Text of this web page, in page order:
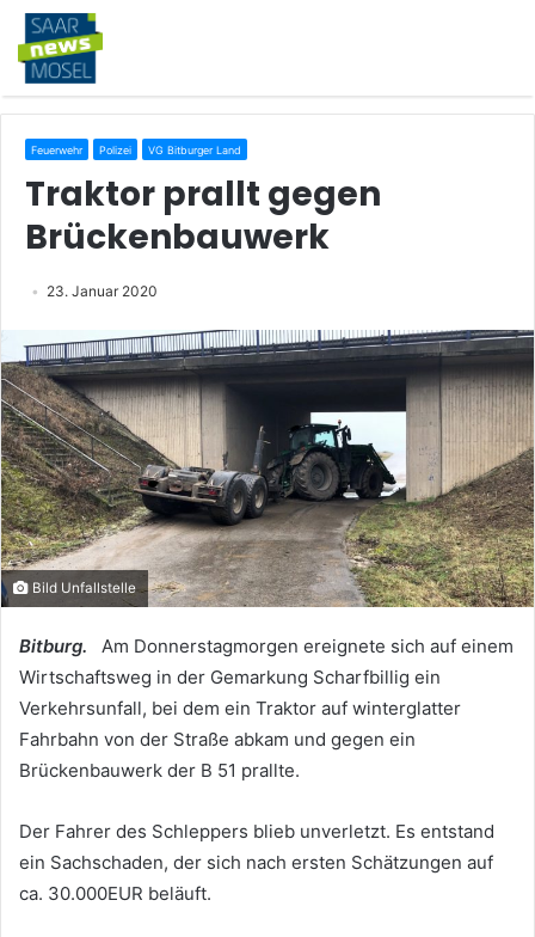
Feuerwehr Polizei VG Bitburger Land
Traktor prallt gegen
Brückenbauwerk
23. Januar 2020
Bild Unfallstelle
Bitburg. Am Donnerstagmorgen ereignete sich auf einem
Wirtschaftsweg in der Gemarkung Scharfbillig ein
Verkehrsunfall, bei dem ein Traktor auf winterglatter
Fahrbahn von der Straße abkam und gegen ein
Brückenbauwerk der B 51 prallte.
Der Fahrer des Schleppers blieb unverletzt. Es entstand
ein Sachschaden, der sich nach ersten Schätzungen auf
ca. 30.000EUR beläuft.